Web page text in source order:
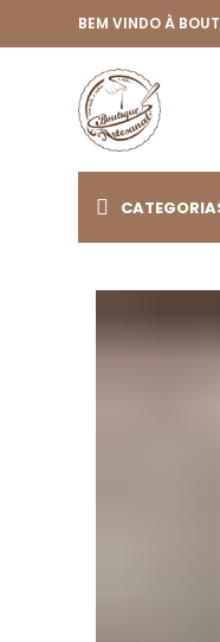
BEM VINDO À